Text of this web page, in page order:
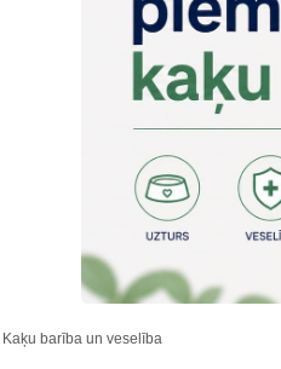
Kaķu barība un veselība